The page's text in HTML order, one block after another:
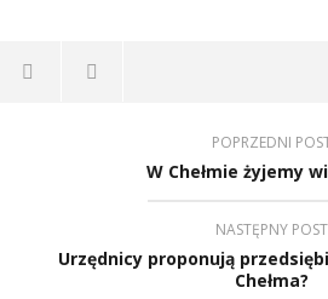
POPRZEDNI
W Chełmie żyjemy
NASTĘPNY POST
Urzędnicy proponują
Chełma?